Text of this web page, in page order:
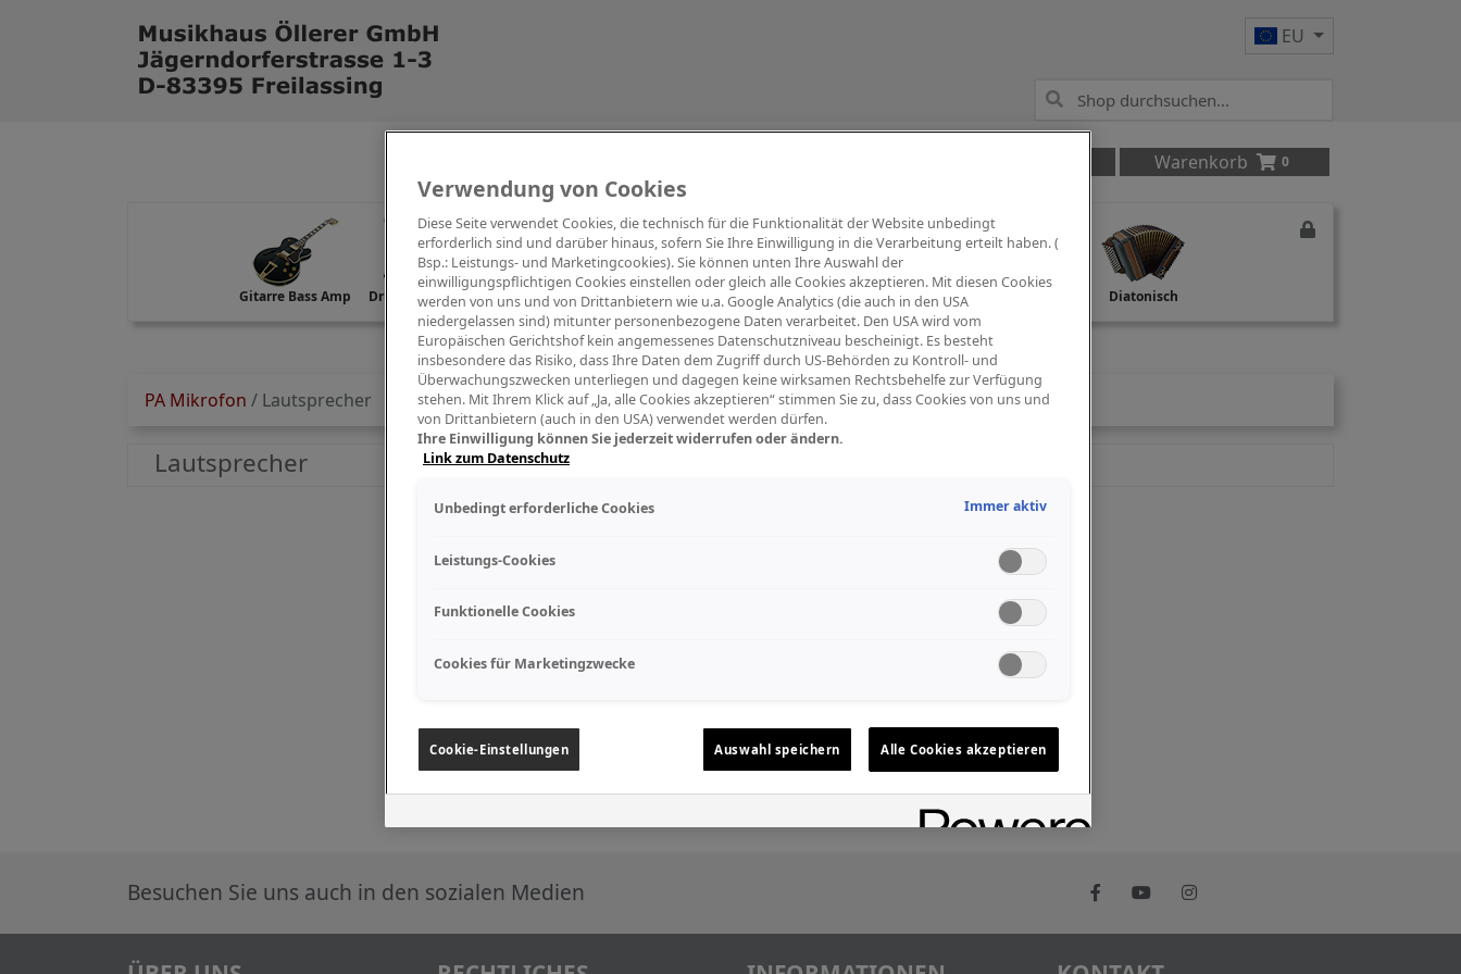
EU
Warenkorb 0
Gitarre Bass Amp Drums Percussion Digitalpiano Keys Blasinstrumente Orchester PA Mikrofon Diatonisch
PA Mikrofon / Lautsprecher
Lautsprecher
Besuchen Sie uns auch in den sozialen Medien
Verwendung von Cookies
Diese Seite verwendet Cookies, die technisch für die Funktionalität der Website unbedingt
erforderlich sind und darüber hinaus, sofern Sie Ihre Einwilligung in die Verarbeitung erteilt haben. (
Bsp.: Leistungs- und Marketingcookies). Sie können unten Ihre Auswahl der
einwilligungspflichtigen Cookies einstellen oder gleich alle Cookies akzeptieren. Mit diesen Cookies
werden von uns und von Drittanbietern wie u.a. Google Analytics (die auch in den USA
niedergelassen sind) mitunter personenbezogene Daten verarbeitet. Den USA wird vom
Europäischen Gerichtshof kein angemessenes Datenschutzniveau bescheinigt. Es besteht
insbesondere das Risiko, dass Ihre Daten dem Zugriff durch US-Behörden zu Kontroll- und
Überwachungszwecken unterliegen und dagegen keine wirksamen Rechtsbehelfe zur Verfügung
stehen. Mit Ihrem Klick auf „Ja, alle Cookies akzeptieren“ stimmen Sie zu, dass Cookies von uns und
von Drittanbietern (auch in den USA) verwendet werden dürfen.
Ihre Einwilligung können Sie jederzeit widerrufen oder ändern.
Link zum Datenschutz
Unbedingt erforderliche Cookies Immer aktiv
Leistungs-Cookies
Funktionelle Cookies
Cookies für Marketingzwecke
Cookie-Einstellungen Auswahl speichern Alle Cookies akzeptieren